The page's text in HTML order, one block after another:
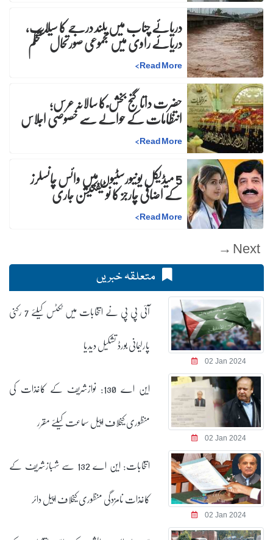
دریائے چناب میں بلند درجے کا سیلاب،
دریائے راوی میں مجموعی صورتحال مستحکم
Read More
>
حضرت داتا گنج بخش ؒ کا سالانہ عرس;
انتظامات کے حوالے سے خصوصی اجلاس
Read More
>
5 میڈیکل یونیورسٹیوں میں وائس چانسلرز
کے اضافی چارجز کا نوٹیفکیشن جاری
Read More
>
Next →
متعلقہ خبریں
02 Jan 2024
آئی پی پی نے انتخابات میں ٹکٹس کیلئے 7 رکنی
پارلیمانی بورڈ تشکیل دیدیا
02 Jan 2024
این اے 130: نوازشریف کے کاغذات کی
منظوری کیخلاف اپیل سماعت کیلئے مقرر
02 Jan 2024
انتخابات: این اے 132 سے شہبازشریف کے
کاغذات نامزدگی منظوری کیخلاف اپیل دائر